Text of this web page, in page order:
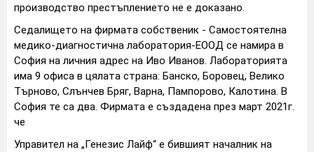
производство престъплението не е доказано.
Седалището на фирмата собственик - Самостоятелна
медико-диагностична лаборатория-ЕООД се намира в
София на личния адрес на Иво Иванов. Лабораторията
има 9 офиса в цялата страна: Банско, Боровец, Велико
Търново, Слънчев Бряг, Варна, Пампорово, Калотина. В
София те са два. Фирмата е създадена през март 2021г.
че
Управител на „Генезис Лайф“ е бившият началник на